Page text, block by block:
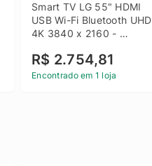
Smart TV LG 55" HDMI
USB Wi-Fi Bluetooth UHD
4K 3840 x 2160 -
R$ 2.754,81
Encontrado em 1 loja